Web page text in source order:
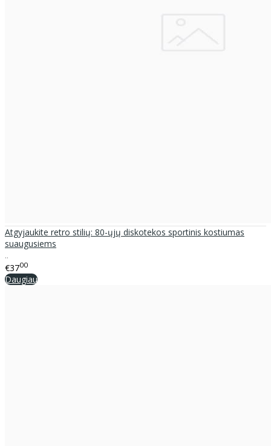
Atgyjaukite retro stilių: 80-ųjų diskotekos sportinis kostiumas
suaugusiems
..
€3700
Daugiau